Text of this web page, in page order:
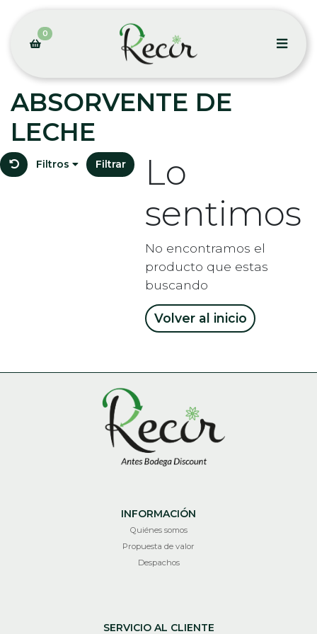
0
ABSORVENTE DE
LECHE
Filtros Filtrar
Lo
sentimos
No encontramos el
producto que estas
buscando
Volver al inicio
INFORMACIÓN
Quiénes somos
Propuesta de valor
Despachos
SERVICIO AL CLIENTE